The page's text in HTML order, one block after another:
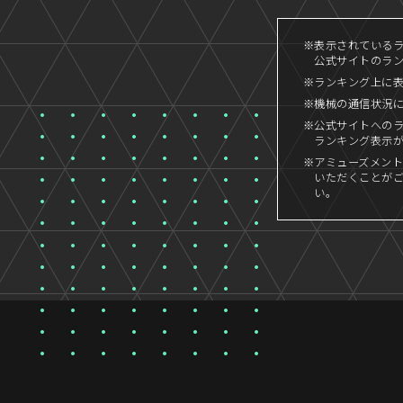
※表示されている
公式サイトのラ
※ランキング上に
※機械の通信状況
※公式サイトへの
ランキング表示
※アミューズメン
いただくことが
い。